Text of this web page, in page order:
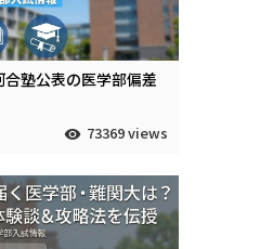
合塾公表の医学部偏差
73369 views